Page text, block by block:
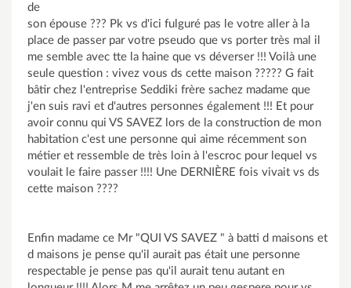
de
son épouse ??? Pk vs d'ici fulguré pas le votre aller à la
place de passer par votre pseudo que vs porter très mal il
me semble avec tte la haine que vs déverser !!! Voilà une
seule question : vivez vous ds cette maison ????? G fait
bâtir chez l'entreprise Seddiki frère sachez madame que
j'en suis ravi et d'autres personnes également !!! Et pour
avoir connu qui VS SAVEZ lors de la construction de mon
habitation c'est une personne qui aime récemment son
métier et ressemble de très loin à l'escroc pour lequel vs
voulait le faire passer !!!! Une DERNIÈRE fois vivait vs ds
cette maison ????
Enfin madame ce Mr "QUI VS SAVEZ " à batti d maisons et
d maisons je pense qu'il aurait pas était une personne
respectable je pense pas qu'il aurait tenu autant en